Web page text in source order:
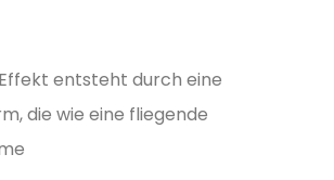
entsteht durch eine
die wie eine fliegende